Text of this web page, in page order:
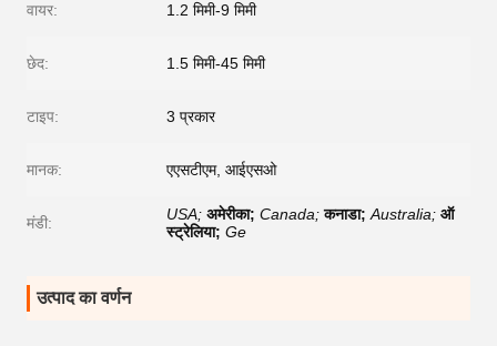
वायर: 1.2 मिमी-9 मिमी
छेद: 1.5 मिमी-45 मिमी
टाइप: 3 प्रकार
मानक: एएसटीएम, आईएसओ
मंडी: USA; अमेरीका; Canada; कनाडा; Australia; ऑ
स्ट्रेलिया; Ge
उत्पाद का वर्णन